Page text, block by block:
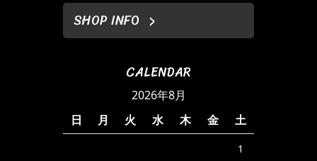
SHOP INFO
CALENDAR
2026年8月
日
月 火 水 木 金 土
1